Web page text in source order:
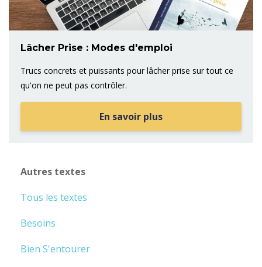
Lâcher Prise : Modes d'emploi
Trucs concrets et puissants pour lâcher prise sur tout ce
qu'on ne peut pas contrôler.
En savoir plus
Autres textes
Tous les textes
Besoins
Bien S'entourer